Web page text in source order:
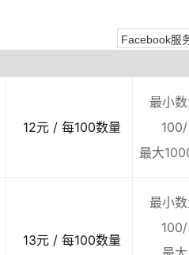
12元 / 每100数量
最小
100/
最大
13元 / 每100数量
最小
100/